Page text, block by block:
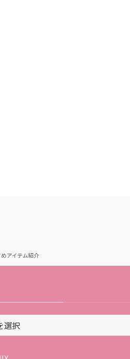
アイテム紹介